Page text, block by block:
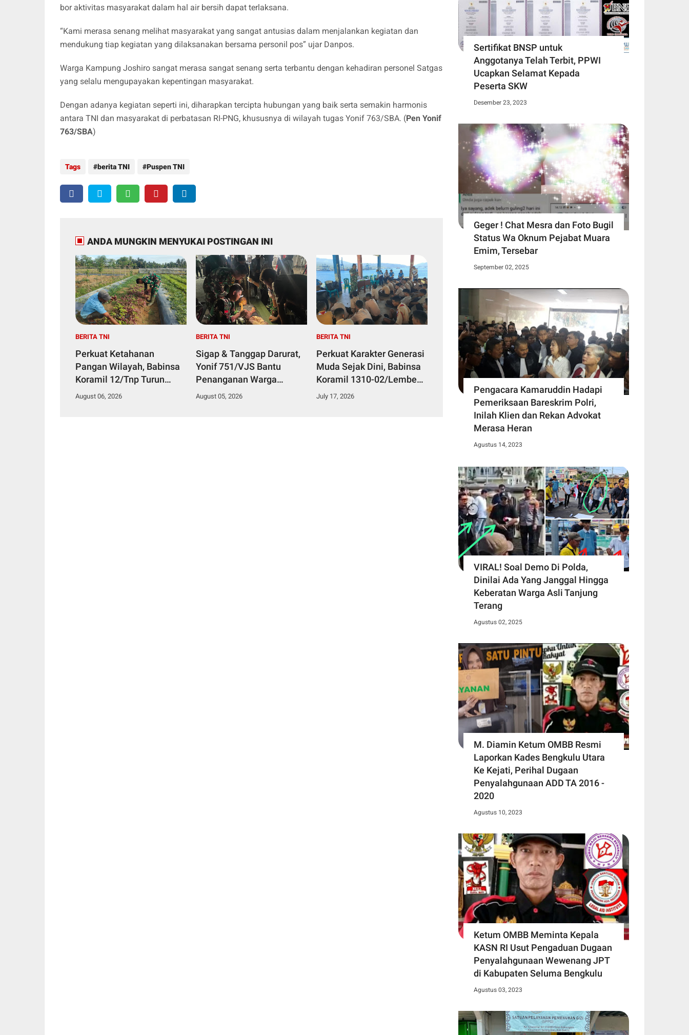
bor aktivitas masyarakat dalam hal air bersih dapat terlaksana.
“Kami merasa senang melihat masyarakat yang sangat antusias dalam menjalankan kegiatan dan
mendukung tiap kegiatan yang dilaksanakan bersama personil pos” ujar Danpos.
Warga Kampung Joshiro sangat merasa sangat senang serta terbantu dengan kehadiran personel Satgas
yang selalu mengupayakan kepentingan masyarakat.
Dengan adanya kegiatan seperti ini, diharapkan tercipta hubungan yang baik serta semakin harmonis
antara TNI dan masyarakat di perbatasan RI-PNG, khususnya di wilayah tugas Yonif 763/SBA. (Pen Yonif
763/SBA)
Tags berita TNI Puspen TNI
ANDA MUNGKIN MENYUKAI POSTINGAN INI
BERITA TNI
Perkuat Ketahanan
Pangan Wilayah, Babinsa
Koramil 12/Tnp Turun
Tangan Bantu Warga
August 06, 2026
BERITA TNI
Sigap & Tanggap Darurat,
Yonif 751/VJS Bantu
Penanganan Warga
Diduga Keracunan
August 05, 2026
BERITA TNI
Perkuat Karakter Generasi
Muda Sejak Dini, Babinsa
Koramil 1310-02/Lembeh
Berikan Materi Bela
July 17, 2026
Sertifikat BNSP untuk
Anggotanya Telah Terbit, PPWI
Ucapkan Selamat Kepada
Peserta SKW
Desember 23, 2023
Geger ! Chat Mesra dan Foto Bugil
Status Wa Oknum Pejabat Muara
Emim, Tersebar
September 02, 2025
Pengacara Kamaruddin Hadapi
Pemeriksaan Bareskrim Polri,
Inilah Klien dan Rekan Advokat
Merasa Heran
Agustus 14, 2023
VIRAL! Soal Demo Di Polda,
Dinilai Ada Yang Janggal Hingga
Keberatan Warga Asli Tanjung
Terang
Agustus 02, 2025
M. Diamin Ketum OMBB Resmi
Laporkan Kades Bengkulu Utara
Ke Kejati, Perihal Dugaan
Penyalahgunaan ADD TA 2016 -
2020
Agustus 10, 2023
Ketum OMBB Meminta Kepala
KASN RI Usut Pengaduan Dugaan
Penyalahgunaan Wewenang JPT
di Kabupaten Seluma Bengkulu
Agustus 03, 2023